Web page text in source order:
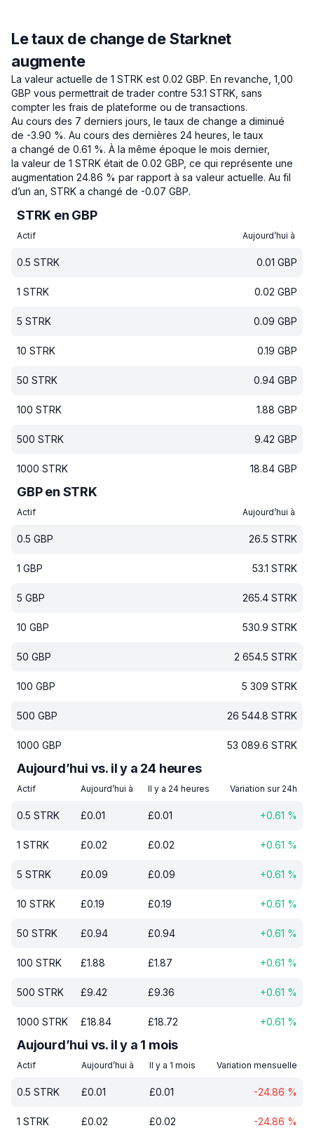
Le taux de change de Starknet
augmente
La valeur actuelle de 1 STRK est 0.02 GBP. En revanche, 1,00
GBP vous permettrait de trader contre 53.1 STRK, sans
compter les frais de plateforme ou de transactions.
Au cours des 7 derniers jours, le taux de change a diminué
de -3.90 %. Au cours des dernières 24 heures, le taux
a changé de 0.61 %. À la même époque le mois dernier,
la valeur de 1 STRK était de 0.02 GBP, ce qui représente une
augmentation 24.86 % par rapport à sa valeur actuelle. Au fil
d’un an, STRK a changé de -0.07 GBP.
STRK en GBP
Actif Aujourd’hui à
0.5 STRK 0.01 GBP
1 STRK 0.02 GBP
5 STRK 0.09 GBP
10 STRK 0.19 GBP
50 STRK 0.94 GBP
100 STRK 1.88 GBP
500 STRK 9.42 GBP
1000 STRK 18.84 GBP
GBP en STRK
Actif Aujourd’hui à
0.5 GBP 26.5 STRK
1 GBP 53.1 STRK
5 GBP 265.4 STRK
10 GBP 530.9 STRK
50 GBP 2 654.5 STRK
100 GBP 5 309 STRK
500 GBP 26 544.8 STRK
1000 GBP 53 089.6 STRK
Aujourd’hui vs. il y a 24 heures
Actif Aujourd’hui à Il y a 24 heures Variation sur 24h
0.5 STRK £0.01 £0.01 +0.61 %
1 STRK £0.02 £0.02 +0.61 %
5 STRK £0.09 £0.09 +0.61 %
10 STRK £0.19 £0.19 +0.61 %
50 STRK £0.94 £0.94 +0.61 %
100 STRK £1.88 £1.87 +0.61 %
500 STRK £9.42 £9.36 +0.61 %
1000 STRK £18.84 £18.72 +0.61 %
Aujourd’hui vs. il y a 1 mois
Actif Aujourd’hui à Il y a 1 mois Variation mensuelle
0.5 STRK £0.01 £0.01 -24.86 %
1 STRK £0.02 £0.02 -24.86 %